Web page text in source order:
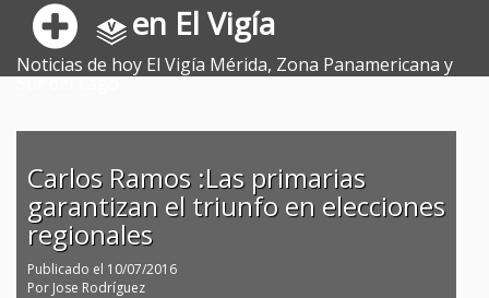
en El Vigía
Noticias de hoy El Vigía Mérida, Zona Panamericana y
Sur del Lago.
Carlos Ramos :Las primarias
garantizan el triunfo en elecciones
regionales
Publicado el 10/07/2016
Por Jose Rodríguez